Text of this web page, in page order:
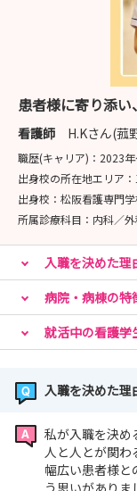
患者様に寄り添
看護師 H.Kさん(菰
職歴(キャリア)： 2023
出身校の所在地エリア：
出身校： 松阪看護専門学
所属診療科目： 内科／
入職を決めた理
病院・病棟の特
就活中の看護学
入職を決めた理
私が入職を決め
人と人とが関わ
幅広い患者様と